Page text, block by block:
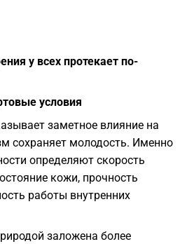
у всех протекает по-
условия
заметное влияние на
сохраняет молодость. Именно
определяют скорость
кожи, прочность
работы внутренних
заложена более